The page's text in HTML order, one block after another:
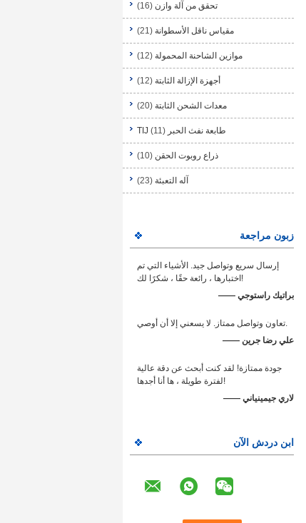
تحقق من آلة وازن (16)
مقياس ناقل الأسطوانة (21)
موازين الشاحنة المحمولة (12)
أجهزة الإزالة الثابتة (12)
معدات الشحن الثابتة (20)
طابعة نفث الحبر TIJ (11)
ذراع روبوت الحقن (10)
آله التعبئة (23)
زبون مراجعة
إرسال سريع وتواصل جيد. الأشياء التي تم
اختبارها ، رائعة حقًا ، شكرًا لك!
—— براتيك راستوجي
تعاون وتواصل ممتاز. لا يسعني إلا أن أوصي.
—— علي رضا جرين
جودة ممتازة! لقد كنت أبحث عن دقة عالية
لفترة طويلة ، ها أنا أجدها!
—— لاري جيمينياني
ابن دردش الآن